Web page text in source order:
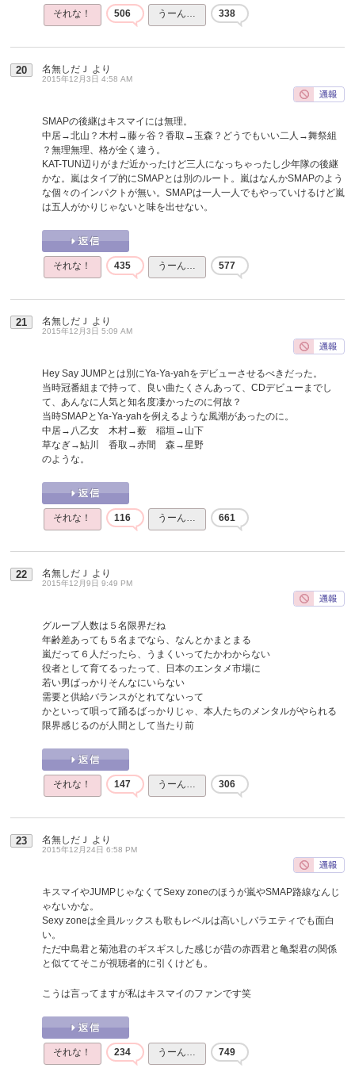
それな！ 506 うーん… 338
20 名無しだＪ より
2015年12月3日 4:58 AM
SMAPの後継はキスマイには無理。
中居→北山？木村→藤ヶ谷？香取→玉森？どうでもいい二人→舞祭組
？無理無理、格が全く違う。
KAT-TUN辺りがまだ近かったけど三人になっちゃったし少年隊の後継
かな。嵐はタイプ的にSMAPとは別のルート。嵐はなんかSMAPのよう
な個々のインパクトが無い。SMAPは一人一人でもやっていけるけど嵐
は五人がかりじゃないと味を出せない。
それな！ 435 うーん… 577
21 名無しだＪ より
2015年12月3日 5:09 AM
Hey Say JUMPとは別にYa-Ya-yahをデビューさせるべきだった。
当時冠番組まで持って、良い曲たくさんあって、CDデビューまでし
て、あんなに人気と知名度凄かったのに何故？
当時SMAPとYa-Ya-yahを例えるような風潮があったのに。
中居→八乙女 木村→薮 稲垣→山下
草なぎ→鮎川 香取→赤間 森→星野
のような。
それな！ 116 うーん… 661
22 名無しだＪ より
2015年12月9日 9:49 PM
グループ人数は５名限界だね
年齢差あっても５名までなら、なんとかまとまる
嵐だって６人だったら、うまくいってたかわからない
役者として育てるったって、日本のエンタメ市場に
若い男ばっかりそんなにいらない
需要と供給バランスがとれてないって
かといって唄って踊るばっかりじゃ、本人たちのメンタルがやられる
限界感じるのが人間として当たり前
それな！ 147 うーん… 306
23 名無しだＪ より
2015年12月24日 6:58 PM
キスマイやJUMPじゃなくてSexy zoneのほうが嵐やSMAP路線なんじ
ゃないかな。
Sexy zoneは全員ルックスも歌もレベルは高いしバラエティでも面白
い。
ただ中島君と菊池君のギスギスした感じが昔の赤西君と亀梨君の関係
と似ててそこが視聴者的に引くけども。
こうは言ってますが私はキスマイのファンです笑
それな！ 234 うーん… 749